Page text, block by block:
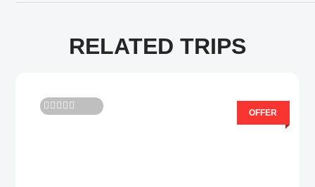
RELATED TRIPS
OFFER